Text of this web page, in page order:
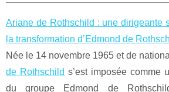
Ariane de Rothschild : une dirigeante
la transformation d’Edmond de
Née le 14 novembre 1965 et de
de Rothschild s’est imposée comme
du groupe Edmond de